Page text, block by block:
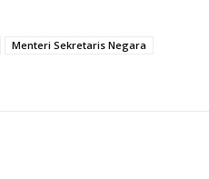
Menteri Sekretaris Negara